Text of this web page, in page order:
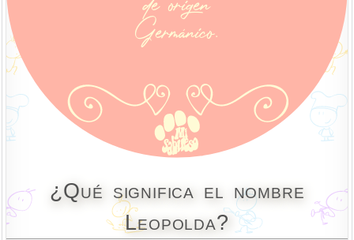
¿Qué significa el nombre
Leopolda?